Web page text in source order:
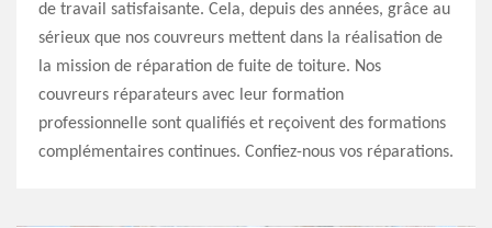
de travail satisfaisante. Cela, depuis des années, grâce au
sérieux que nos couvreurs mettent dans la réalisation de
la mission de réparation de fuite de toiture. Nos
couvreurs réparateurs avec leur formation
professionnelle sont qualifiés et reçoivent des formations
complémentaires continues. Confiez-nous vos réparations.